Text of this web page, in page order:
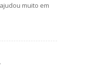
muito em